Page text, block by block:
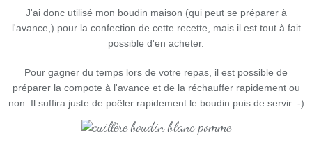
J'ai donc utilisé mon boudin maison (qui peut se préparer à
l'avance,) pour la confection de cette recette, mais il est tout à fait
possible d'en acheter.
Pour gagner du temps lors de votre repas, il est possible de
préparer la compote à l'avance et de la réchauffer rapidement ou
non. Il suffira juste de poêler rapidement le boudin puis de servir :-)